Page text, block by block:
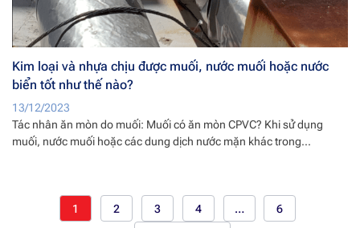
Kim loại và nhựa chịu được muối, nước muối hoặc nước
biển tốt như thế nào?
13/12/2023
Tác nhân ăn mòn do muối: Muối có ăn mòn CPVC? Khi sử dụng
muối, nước muối hoặc các dung dịch nước mặn khác trong...
1 2 3 4 … 6